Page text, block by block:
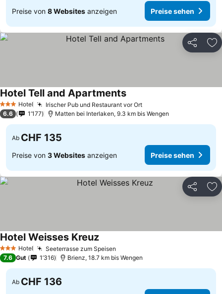
Preise von 8 Websites anzeigen Preise sehen
Teilen
3 SterneHotel Irischer Pub und Restaurant vor OrtPreise sehen
Hotel Tell and ApartmentsPreise sehen
6.6 1’177 Matten bei Interlaken, 9.3 km bis Wengen
Ab CHF 135
Preise von 3 Websites anzeigen Preise sehen
Teilen
3 SterneHotel Seeterrasse zum Speisen
Hotel Weisses KreuzPreise sehen
7.6 Gut 1’316 Brienz, 18.7 km bis Wengen
Ab CHF 136